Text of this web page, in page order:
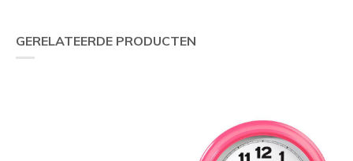
GERELATEERDE PRODUCTEN